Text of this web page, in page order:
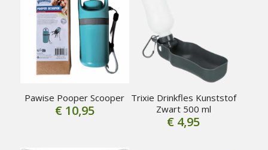
Pawise Pooper Scooper
€10,95
Trixie Drinkfles Kunststof
Zwart 500 ml
€ 4,95